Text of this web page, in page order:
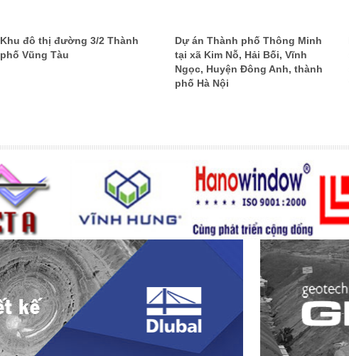
Khu đô thị đường 3/2 Thành
phố Vũng Tàu
Dự án Thành phố Thông Minh
tại xã Kim Nỗ, Hải Bối, Vĩnh
Ngọc, Huyện Đông Anh, thành
phố Hà Nội